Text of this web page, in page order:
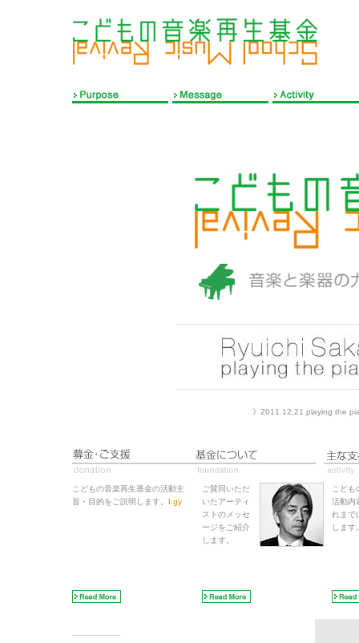
》2011.12.21 playing the
こどもの音楽再生基金の活動主
旨・目的をご説明します。 I.gy
ご賛同いただ
いたアーティ
ストのメッセ
ージをご紹介
します。
こども
活動内
れまで
します